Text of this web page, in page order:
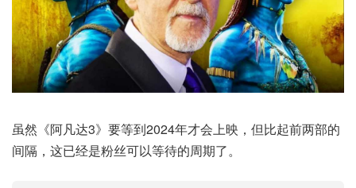
虽然《阿凡达3》要等到2024年才会上映，但比起前两部的
间隔，这已经是粉丝可以等待的周期了。